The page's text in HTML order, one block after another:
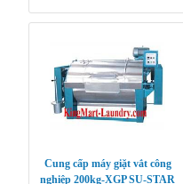
Cung cấp máy giặt vắt công
nghiệp 200kg-XGP SU-STAR